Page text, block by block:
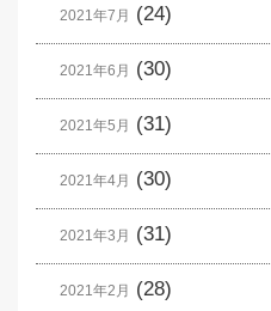
2021年7月 (24)
2021年6月 (30)
2021年5月 (31)
2021年4月 (30)
2021年3月 (31)
2021年2月 (28)